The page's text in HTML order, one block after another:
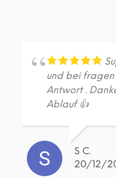
und bei
Antwort .
Ablauf 👍
S C.
20/12/